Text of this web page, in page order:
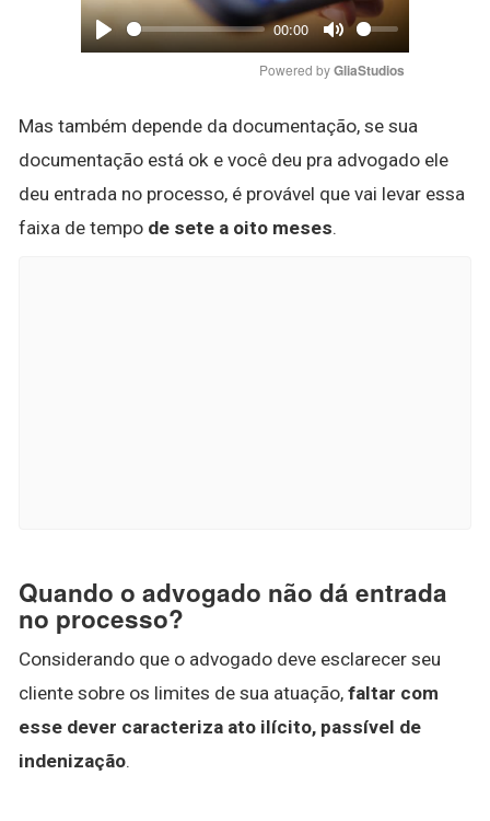
Play
00:00
Mute
Powered by GliaStudios
Mas também depende da documentação, se sua
documentação está ok e você deu pra advogado ele
deu entrada no processo, é provável que vai levar essa
faixa de tempo de sete a oito meses.
Quando o advogado não dá entrada
no processo?
Considerando que o advogado deve esclarecer seu
cliente sobre os limites de sua atuação, faltar com
esse dever caracteriza ato ilícito, passível de
indenização.